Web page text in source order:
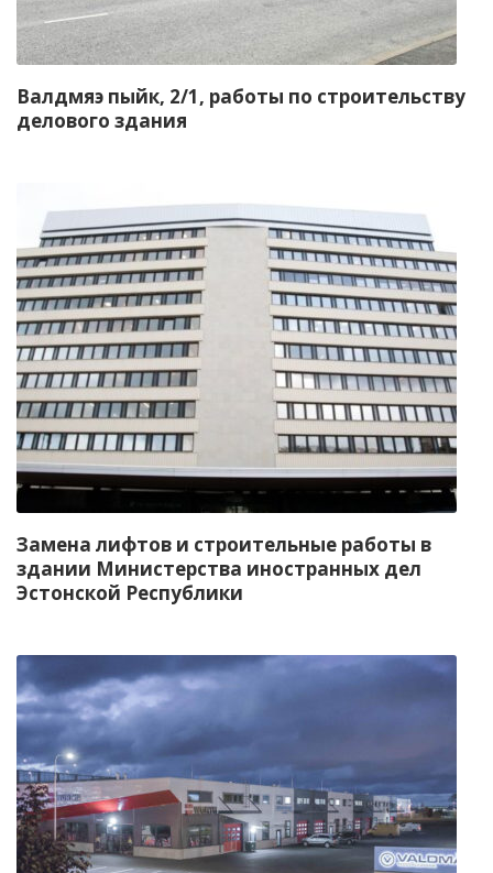
Валдмяэ пыйк, 2/1, работы по строительству
делового здания
Замена лифтов и строительные работы в
здании Министерства иностранных дел
Эстонской Республики